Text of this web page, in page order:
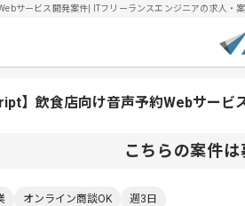
サービス開発案件| ITフリーランスエンジニアの求人
】飲食店向け音声予約Webサービ
こちらの案件
オンライン商談OK 週3日